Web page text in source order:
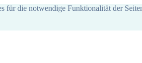
für die notwendige Funktionalität der